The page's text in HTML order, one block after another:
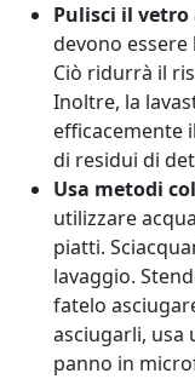
Pulisci il vetro
devono essere
Ciò ridurrà il
Inoltre, la
efficacemente
di residui di
Usa metodi
utilizzare
piatti.
lavaggio.
fatelo
asciugarli, usa
panno in